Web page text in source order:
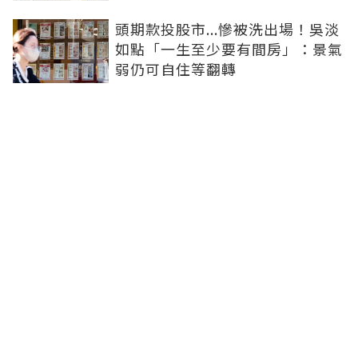
頭期款投股市...慘被洗出場！吳淡
如點「一生至少要有間房」：景氣
弱仍可自住等翻轉